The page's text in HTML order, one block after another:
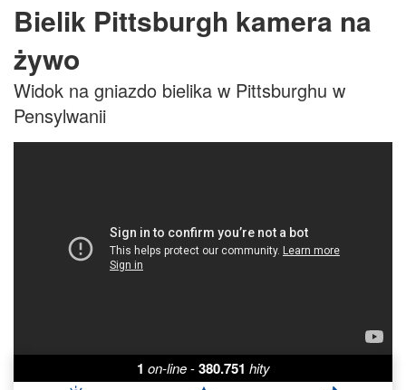
Bielik Pittsburgh kamera na
żywo
Widok na gniazdo bielika w Pittsburghu w
Pensylwanii
1 on-line - 380.751 hity